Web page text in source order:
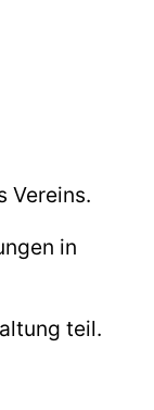
Vereins.
in
teil.